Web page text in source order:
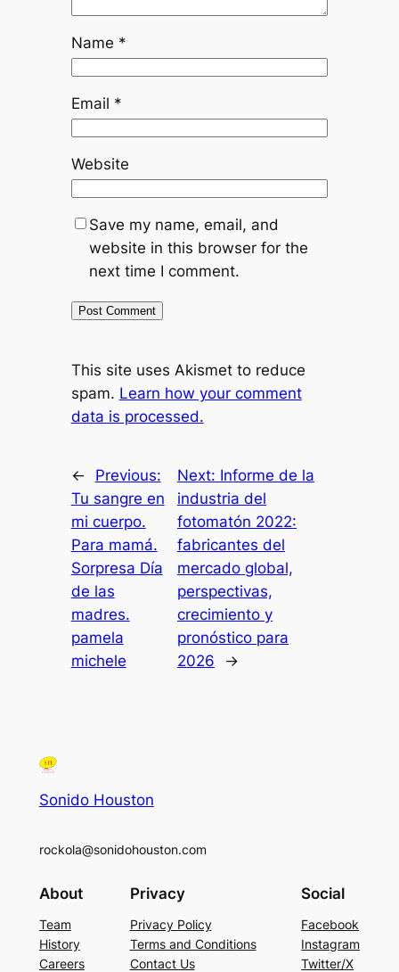
Name *
Email *
Website
Save my name, email, and
website in this browser for the
next time I comment.
This site uses Akismet to reduce
spam. Learn how your comment
data is processed.
←
Previous:
Tu sangre en
mi cuerpo.
Para mamá.
Sorpresa Día
de las
madres.
pamela
michele
Next: Informe de la
industria del
fotomatón 2022:
fabricantes del
mercado global,
perspectivas,
crecimiento y
pronóstico para
2026
→
Sonido Houston
rockola@sonidohouston.com
About
Team
History
Careers
Privacy
Privacy Policy
Terms and Conditions
Contact Us
Social
Facebook
Instagram
Twitter/X